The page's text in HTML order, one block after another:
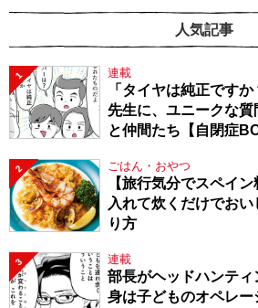
人気記事
1 連載
「タイヤは純正です
先生に、ユニークな
と仲間たち【自閉症
2 ごはん・おやつ
【旅行気分でスペイ
入れて炊くだけでお
り方
3 連載
部長がヘッドハンテ
身は子どものオペレ